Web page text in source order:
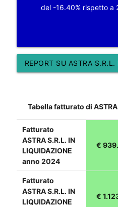
del -16.40% rispetto a
REPORT SU ASTRA
Tabella fatturato di ASTRA
Fatturato
ASTRA S.R.L. IN
LIQUIDAZIONE
anno 2024
€
Fatturato
ASTRA S.R.L. IN
LIQUIDAZIONE
€